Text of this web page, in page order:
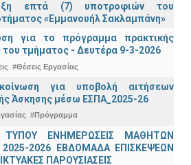
επτά (7) υποτροφιών του
«Εμμανουήλ Σακλαμπάνη»
για το πρόγραμμα πρακτικής
του τμήματος - Δευτέρα 9-3-2026
#Θέσεις Εργασίας
για υποβολή αιτήσεων
Άσκησης μέσω ΕΣΠΑ_2025-26
#Πρόγραμμα
ΤΥΠΟΥ ΕΝΗΜΕΡΩΣΕΙΣ ΜΑΘΗΤΩΝ
2025-2026 ΕΒΔΟΜΑΔΑ ΕΠΙΣΚΕΨΕΩΝ
ΠΑΡΟΥΣΙΑΣΕΙΣ